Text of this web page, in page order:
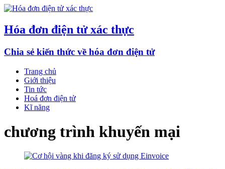
Hóa đơn điện tử xác thực
Chia sẻ kiến thức về hóa đơn điện tử
Trang chủ
Giới thiệu
Tin tức
Hoá đơn điện tử
Kĩ năng
chương trình khuyến mại